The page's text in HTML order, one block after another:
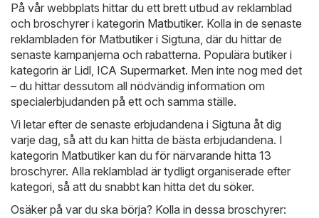
På vår webbplats hittar du ett brett utbud av reklamblad
och broschyrer i kategorin Matbutiker. Kolla in de senaste
reklambladen för Matbutiker i Sigtuna, där du hittar de
senaste kampanjerna och rabatterna. Populära butiker i
kategorin är Lidl, ICA Supermarket. Men inte nog med det
– du hittar dessutom all nödvändig information om
specialerbjudanden på ett och samma ställe.
Vi letar efter de senaste erbjudandena i Sigtuna åt dig
varje dag, så att du kan hitta de bästa erbjudandena. I
kategorin Matbutiker kan du för närvarande hitta 13
broschyrer. Alla reklamblad är tydligt organiserade efter
kategori, så att du snabbt kan hitta det du söker.
Osäker på var du ska börja? Kolla in dessa broschyrer: